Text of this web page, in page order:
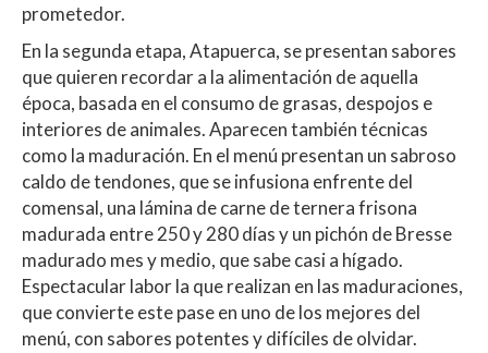
prometedor.
En la segunda etapa, Atapuerca, se presentan sabores
que quieren recordar a la alimentación de aquella
época, basada en el consumo de grasas, despojos e
interiores de animales. Aparecen también técnicas
como la maduración. En el menú presentan un sabroso
caldo de tendones, que se infusiona enfrente del
comensal, una lámina de carne de ternera frisona
madurada entre 250 y 280 días y un pichón de Bresse
madurado mes y medio, que sabe casi a hígado.
Espectacular labor la que realizan en las maduraciones,
que convierte este pase en uno de los mejores del
menú, con sabores potentes y difíciles de olvidar.